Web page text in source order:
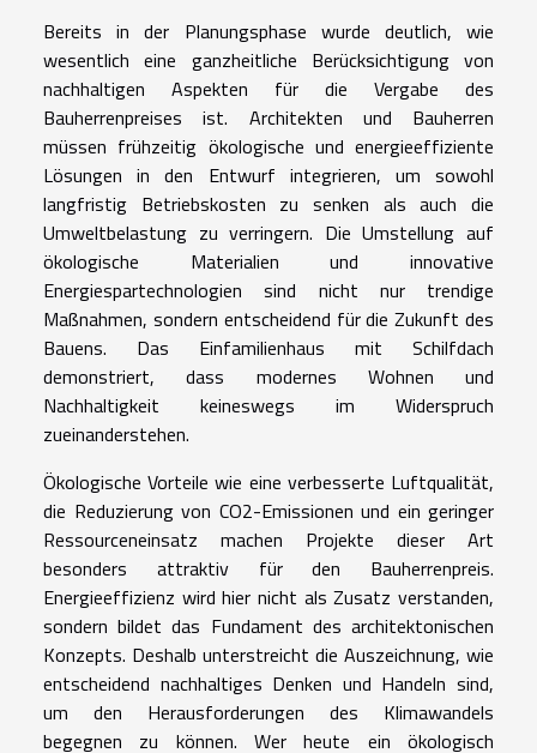
Bereits in der Planungsphase wurde deutlich, wie
wesentlich eine ganzheitliche Berücksichtigung von
nachhaltigen Aspekten für die Vergabe des
Bauherrenpreises ist. Architekten und Bauherren
müssen frühzeitig ökologische und energieeffiziente
Lösungen in den Entwurf integrieren, um sowohl
langfristig Betriebskosten zu senken als auch die
Umweltbelastung zu verringern. Die Umstellung auf
ökologische Materialien und innovative
Energiespartechnologien sind nicht nur trendige
Maßnahmen, sondern entscheidend für die Zukunft des
Bauens. Das Einfamilienhaus mit Schilfdach
demonstriert, dass modernes Wohnen und
Nachhaltigkeit keineswegs im Widerspruch
zueinanderstehen.
Ökologische Vorteile wie eine verbesserte Luftqualität,
die Reduzierung von CO2-Emissionen und ein geringer
Ressourceneinsatz machen Projekte dieser Art
besonders attraktiv für den Bauherrenpreis.
Energieeffizienz wird hier nicht als Zusatz verstanden,
sondern bildet das Fundament des architektonischen
Konzepts. Deshalb unterstreicht die Auszeichnung, wie
entscheidend nachhaltiges Denken und Handeln sind,
um den Herausforderungen des Klimawandels
begegnen zu können. Wer heute ein ökologisch